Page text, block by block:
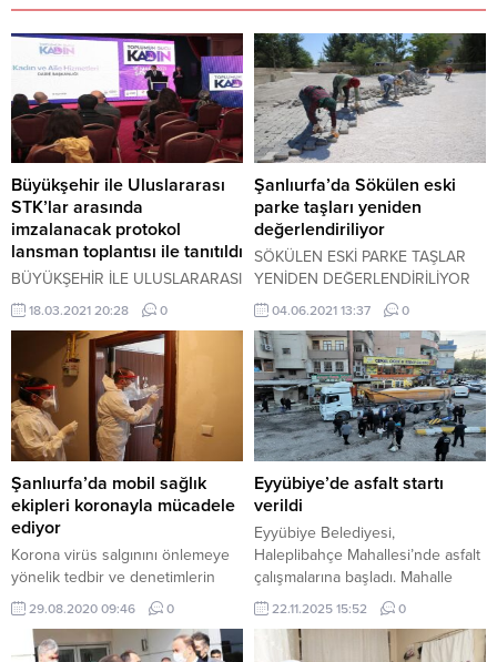
Büyükşehir ile Uluslararası
STK’lar arasında
imzalanacak protokol
lansman toplantısı ile tanıtıldı
BÜYÜKŞEHİR İLE ULUSLARARASI
STK’LAR ARASINDA
LANSMAN TOPLANTISI İLE
TANITILDI
18.03.2021 20:28 0
Şanlıurfa’da Sökülen eski
parke taşları yeniden
değerlendiriliyor
SÖKÜLEN ESKİ PARKE TAŞLAR
YENİDEN DEĞERLENDİRİLİYOR
04.06.2021 13:37 0
Şanlıurfa’da mobil sağlık
ekipleri koronayla mücadele
ediyor
Korona virüs salgınını önlemeye
yönelik tedbir ve denetimlerin
büyük titizlikle sürdürüldüğü
Şanlıurfa’da, rahatsızlıklarını sağlık
kuruluşlarına bildiren
29.08.2020 09:46 0
Eyyübiye’de asfalt startı
verildi
Eyyübiye Belediyesi,
Haleplibahçe Mahallesi’nde asfalt
çalışmalarına başladı. Mahalle
sakinlerine sürpriz yapan Başkan
Mehmet Kuş, Fatih Sultan
Mehmet İlkokulu arkasından
22.11.2025 15:52 0